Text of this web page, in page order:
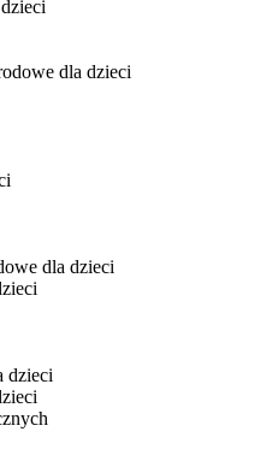
dla dzieci
dla dzieci
dzieci